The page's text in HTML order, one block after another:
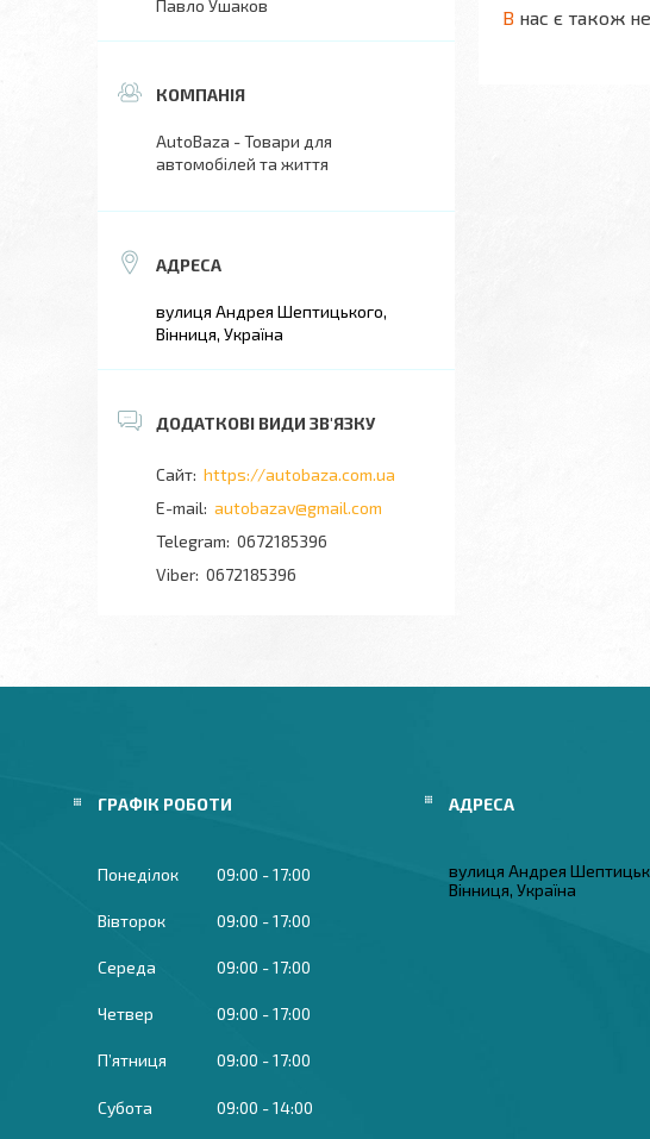
В нас є також
Павло Ушаков
AutoBaza - Товари для
автомобілей та життя
вулиця Андрея Шептицького,
Вінниця, Україна
https://autobaza.com.ua
autobazav@gmail.com
0672185396
0672185396
ГРАФІК РОБОТИ
Понеділок 09:00 17:00
Вівторок 09:00 17:00
Середа 09:00 17:00
Четвер 09:00 17:00
Пʼятниця 09:00 17:00
Субота 09:00 14:00
вулиця Андрея
Вінниця, Україна